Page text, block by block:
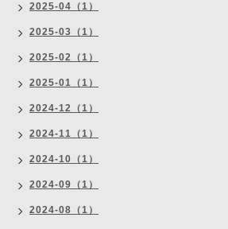
2025-04（1）
2025-03（1）
2025-02（1）
2025-01（1）
2024-12（1）
2024-11（1）
2024-10（1）
2024-09（1）
2024-08（1）